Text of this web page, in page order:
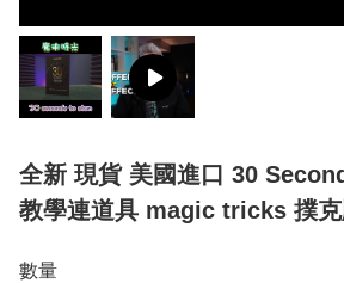
全新 現貨 美國進口 30
教學連道具 magic tricks 撲
數量